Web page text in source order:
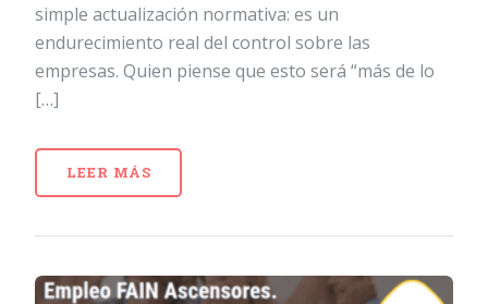
simple actualización normativa: es un
endurecimiento real del control sobre las
empresas. Quien piense que esto será “más de lo
[…]
LEER MÁS